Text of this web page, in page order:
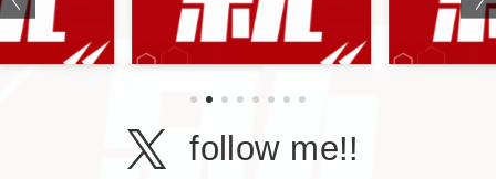
follow me!!